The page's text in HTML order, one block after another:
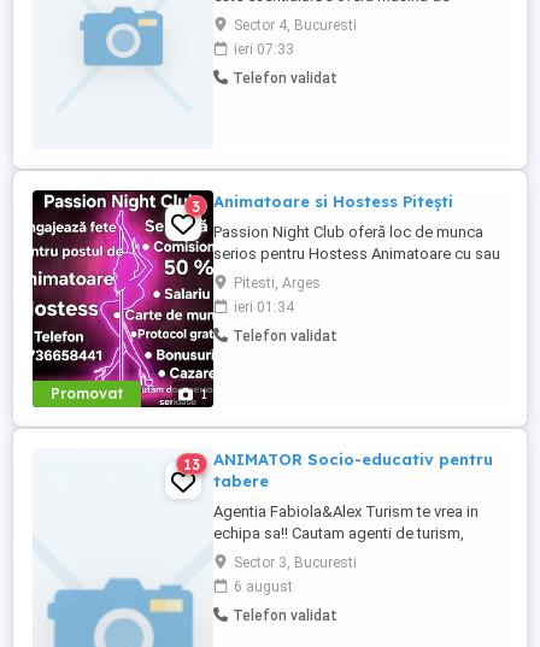
serviciu, locuinta de
serviciu,training.Mesaj cu descriere
succinta pe whatsapp
Sector 4, Bucuresti
ieri 07:33
Telefon validat
Promovat 1
3 Animatoare si Hostess Pitești
Passion Night Club oferă loc de munca
serios pentru Hostess Animatoare cu sau
fără experiență. Nu punem accent pe
aspecul fizic !! Dacă ai peste 18 ani, ești o
fire deschisă, sociabilă și fără inhibiții te
invităm să faci parte din echipa noastră
Pitesti, Arges
ieri 01:34
Telefon validat
13
ANIMATOR Socio-educativ pentru
tabere
Agentia Fabiola&Alex Turism te vrea in
echipa sa!! Cautam agenti de turism,
animatori socio-educativi. Animatori
socio-educativi: -Varsta minima: 16 ani -
Firi energice, sportive -Obligatoriu: sa ii
placa copiii -Experienta nu e obligatorie -
Sector 3, Bucuresti
6 august
Telefon validat